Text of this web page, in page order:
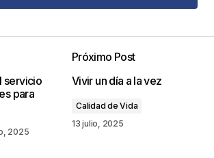
Agregar Comentario
campos obligatorios están
*
*
servicio
para
2025
Próximo Post
Vivir un día a la vez
Calidad de Vida
13 julio, 2025